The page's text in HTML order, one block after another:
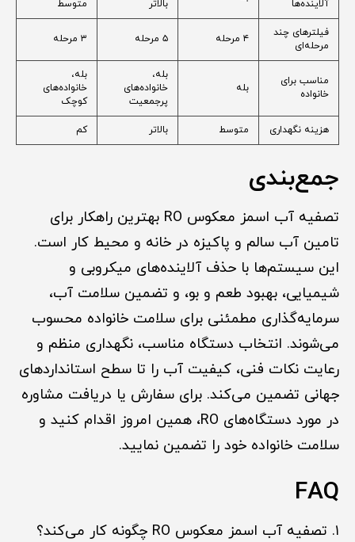
آلاینده‌ها
بالاتر
متوسط
فیلترهای چند
مرحله‌ای
۴ مرحله ۵ مرحله ۳ مرحله
مناسب برای
خانواده
بله
بله،
خانواده‌های
پرجمعیت
بله،
خانواده‌های
کوچک
هزینه نگهداری متوسط بالاتر کم
جمع‌بندی
تصفیه آب اسمز معکوس RO بهترین راهکار برای
تامین آب سالم و پاکیزه در خانه و محیط کار است.
این سیستم‌ها با حذف آلاینده‌های میکروبی و
شیمیایی، بهبود طعم و بو، و تضمین سلامت آب،
سرمایه‌گذاری مطمئنی برای سلامت خانواده محسوب
می‌شوند. انتخاب دستگاه مناسب، نگهداری منظم و
رعایت نکات فنی، کیفیت آب را تا سطح استانداردهای
جهانی تضمین می‌کند. برای سفارش یا دریافت مشاوره
در مورد دستگاه‌های RO، همین امروز اقدام کنید و
سلامت خانواده خود را تضمین نمایید.
FAQ
۱. تصفیه آب اسمز معکوس RO چگونه کار می‌کند؟